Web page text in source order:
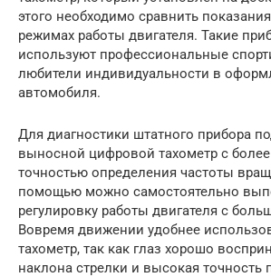
этого необходимо сравнить
режимах работы двигателя. Такие
используют профессиональные
любители индивидуальности в
автомобиля.
Для диагностики штатного прибора
выносной цифровой тахометр с
точностью определения частоты
помощью можно самостоятельно
регулировку работы двигателя с
Вовремя движении удобнее
тахометр, так как глаз хорошо
наклона стрелки и высокая точность